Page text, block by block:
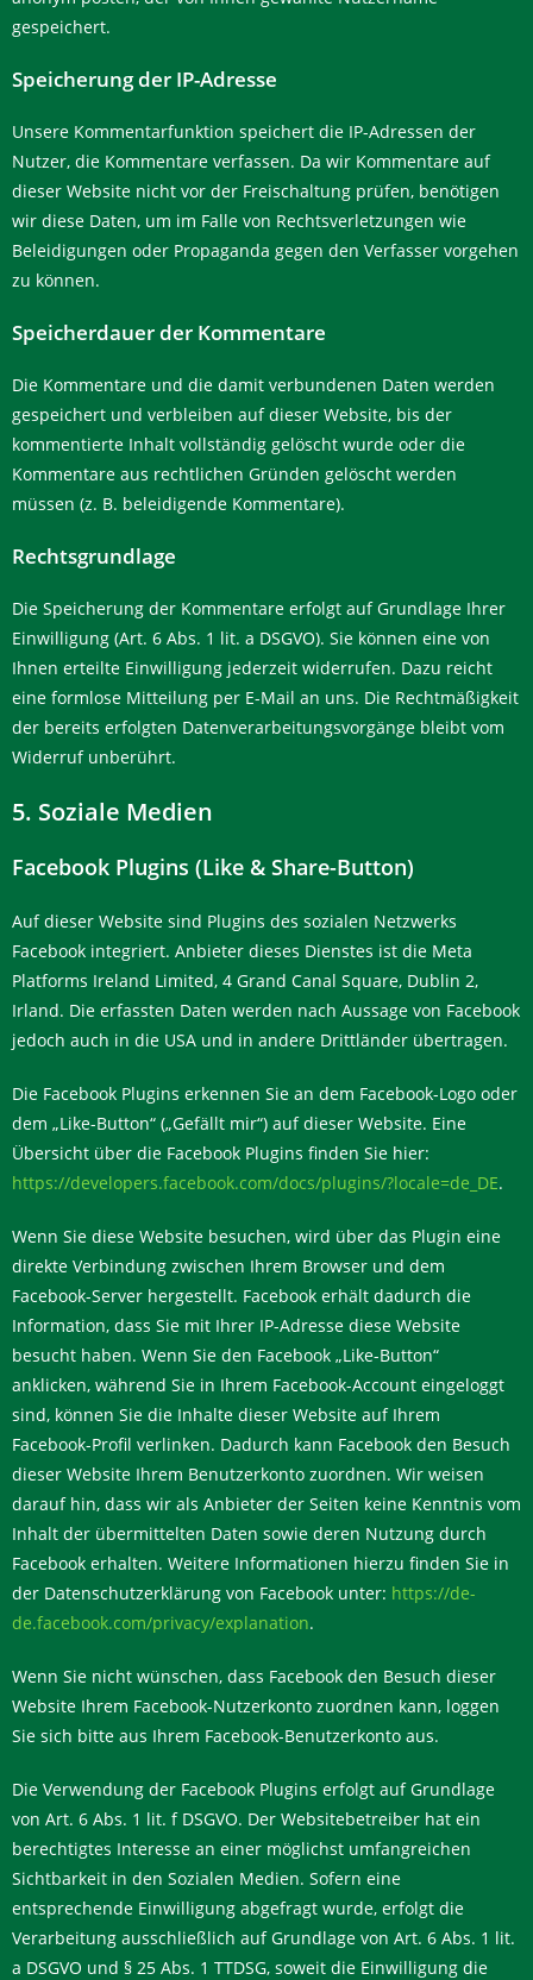
gespeichert.
Speicherung der IP-Adresse
Unsere Kommentarfunktion speichert die IP-Adressen der
Nutzer, die Kommentare verfassen. Da wir Kommentare auf
dieser Website nicht vor der Freischaltung prüfen, benötigen
wir diese Daten, um im Falle von Rechtsverletzungen wie
Beleidigungen oder Propaganda gegen den Verfasser vorgehen
zu können.
Speicherdauer der Kommentare
Die Kommentare und die damit verbundenen Daten werden
gespeichert und verbleiben auf dieser Website, bis der
kommentierte Inhalt vollständig gelöscht wurde oder die
Kommentare aus rechtlichen Gründen gelöscht werden
müssen (z. B. beleidigende Kommentare).
Rechtsgrundlage
Die Speicherung der Kommentare erfolgt auf Grundlage Ihrer
Einwilligung (Art. 6 Abs. 1 lit. a DSGVO). Sie können eine von
Ihnen erteilte Einwilligung jederzeit widerrufen. Dazu reicht
eine formlose Mitteilung per E-Mail an uns. Die Rechtmäßigkeit
der bereits erfolgten Datenverarbeitungsvorgänge bleibt vom
Widerruf unberührt.
5. Soziale Medien
Facebook Plugins (Like & Share-Button)
Auf dieser Website sind Plugins des sozialen Netzwerks
Facebook integriert. Anbieter dieses Dienstes ist die Meta
Platforms Ireland Limited, 4 Grand Canal Square, Dublin 2,
Irland. Die erfassten Daten werden nach Aussage von Facebook
jedoch auch in die USA und in andere Drittländer übertragen.
Die Facebook Plugins erkennen Sie an dem Facebook-Logo oder
dem „Like-Button“ („Gefällt mir“) auf dieser Website. Eine
Übersicht über die Facebook Plugins finden Sie hier:
https://developers.facebook.com/docs/plugins/?locale=de_DE.
Wenn Sie diese Website besuchen, wird über das Plugin eine
direkte Verbindung zwischen Ihrem Browser und dem
Facebook-Server hergestellt. Facebook erhält dadurch die
Information, dass Sie mit Ihrer IP-Adresse diese Website
besucht haben. Wenn Sie den Facebook „Like-Button“
anklicken, während Sie in Ihrem Facebook-Account eingeloggt
sind, können Sie die Inhalte dieser Website auf Ihrem
Facebook-Profil verlinken. Dadurch kann Facebook den Besuch
dieser Website Ihrem Benutzerkonto zuordnen. Wir weisen
darauf hin, dass wir als Anbieter der Seiten keine Kenntnis vom
Inhalt der übermittelten Daten sowie deren Nutzung durch
Facebook erhalten. Weitere Informationen hierzu finden Sie in
der Datenschutzerklärung von Facebook unter: https://de-
de.facebook.com/privacy/explanation.
Wenn Sie nicht wünschen, dass Facebook den Besuch dieser
Website Ihrem Facebook-Nutzerkonto zuordnen kann, loggen
Sie sich bitte aus Ihrem Facebook-Benutzerkonto aus.
Die Verwendung der Facebook Plugins erfolgt auf Grundlage
von Art. 6 Abs. 1 lit. f DSGVO. Der Websitebetreiber hat ein
berechtigtes Interesse an einer möglichst umfangreichen
Sichtbarkeit in den Sozialen Medien. Sofern eine
entsprechende Einwilligung abgefragt wurde, erfolgt die
Verarbeitung ausschließlich auf Grundlage von Art. 6 Abs. 1 lit.
a DSGVO und § 25 Abs. 1 TTDSG, soweit die Einwilligung die